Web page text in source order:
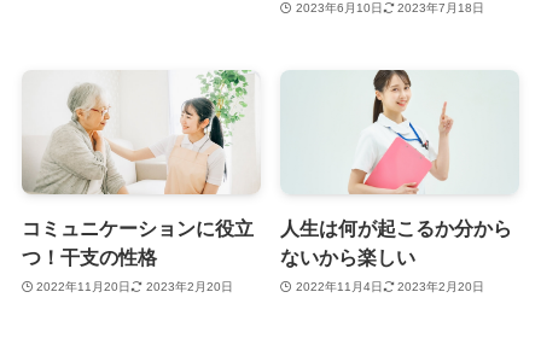
2023年6月10日 2023年7月18日
コミュニケーションに役立
つ！干支の性格
2022年11月20日 2023年2月20日
人生は何が起こるか分から
ないから楽しい
2022年11月4日 2023年2月20日